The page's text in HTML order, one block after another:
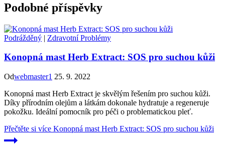
Podobné příspěvky
Podrážděný | Zdravotní Problémy
Konopná mast Herb Extract: SOS pro suchou kůži
Odwebmaster1 25. 9. 2022
Konopná mast Herb Extract je skvělým řešením pro suchou kůži.
Díky přírodním olejům a látkám dokonale hydratuje a regeneruje
pokožku. Ideální pomocník pro péči o problematickou pleť.
Přečtěte si více Konopná mast Herb Extract: SOS pro suchou kůži